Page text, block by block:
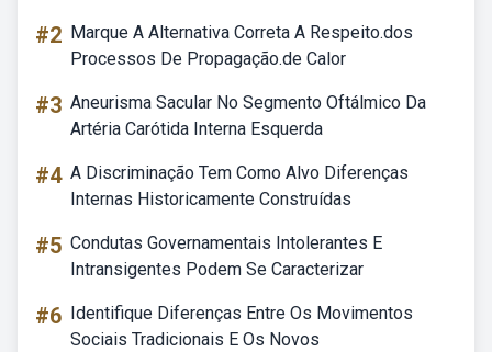
#2 Marque A Alternativa Correta A Respeito.dos
Processos De Propagação.de Calor
#3 Aneurisma Sacular No Segmento Oftálmico Da
Artéria Carótida Interna Esquerda
#4 A Discriminação Tem Como Alvo Diferenças
Internas Historicamente Construídas
#5 Condutas Governamentais Intolerantes E
Intransigentes Podem Se Caracterizar
#6 Identifique Diferenças Entre Os Movimentos
Sociais Tradicionais E Os Novos